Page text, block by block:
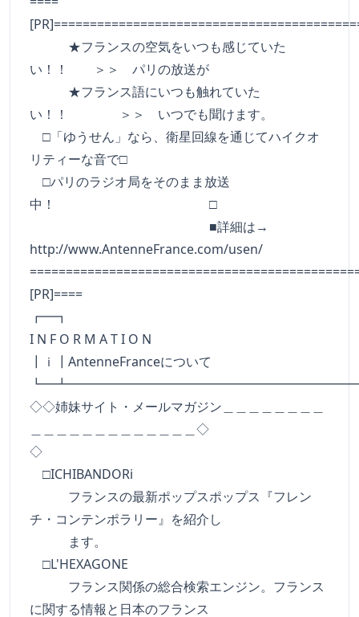
★フランスの空気をいつも感じていた
い！！ ＞＞ パリの放送が
★フランス語にいつも触れていた
い！！ ＞＞ いつでも聞けます。
□「ゆうせん」なら、衛星回線を通じてハイクオ
リティーな音で□
□パリのラジオ局をそのまま放送
中！ □
■詳細は→
http://www.AntenneFrance.com/usen/
[PR]====
I N F O R M A T I O N
┃ｉ┃AntenneFranceについて
◇◇姉妹サイト・メールマガジン＿＿＿＿＿＿＿＿
＿＿＿＿＿＿＿＿＿＿＿＿＿◇
◇
□ICHIBANDORi
フランスの最新ポップスポップス『フレン
チ・コンテンポラリー』を紹介し
ます。
□L'HEXAGONE
フランス関係の総合検索エンジン。フランス
に関する情報と日本のフランス